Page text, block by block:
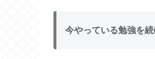
今やっている勉強を